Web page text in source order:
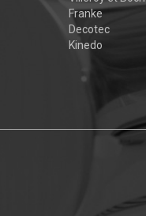
Franke
Decotec
Kinedo